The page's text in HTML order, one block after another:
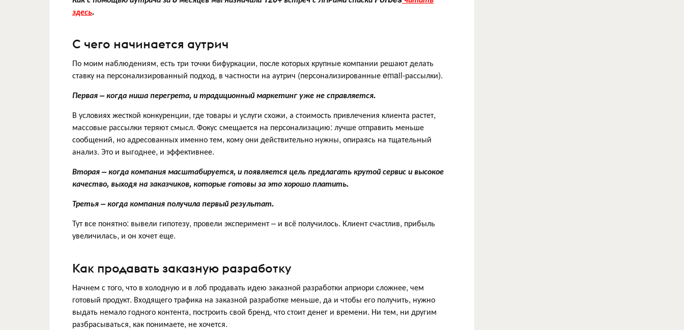
здесь.
С чего начинается аутрич
По моим наблюдениям, есть три точки бифуркации, после которых крупные компании решают делать
ставку на персонализированный подход, в частности на аутрич (персонализированные email-рассылки).
Первая – когда ниша перегрета, и традиционный маркетинг уже не справляется.
В условиях жесткой конкуренции, где товары и услуги схожи, а стоимость привлечения клиента растет,
массовые рассылки теряют смысл. Фокус смещается на персонализацию: лучше отправить меньше
сообщений, но адресованных именно тем, кому они действительно нужны, опираясь на тщательный
анализ. Это и выгоднее, и эффективнее.
Вторая – когда компания масштабируется, и появляется цель предлагать крутой сервис и высокое
качество, выходя на заказчиков, которые готовы за это хорошо платить.
Третья – когда компания получила первый результат.
Тут все понятно: вывели гипотезу, провели эксперимент – и всё получилось. Клиент счастлив, прибыль
увеличилась, и он хочет еще.
Как продавать заказную разработку
Начнем с того, что в холодную и в лоб продавать идею заказной разработки априори сложнее, чем
готовый продукт. Входящего трафика на заказной разработке меньше, да и чтобы его получить, нужно
выдать немало годного контента, построить свой бренд, что стоит денег и времени. Ни тем, ни другим
разбрасываться, как понимаете, не хочется.